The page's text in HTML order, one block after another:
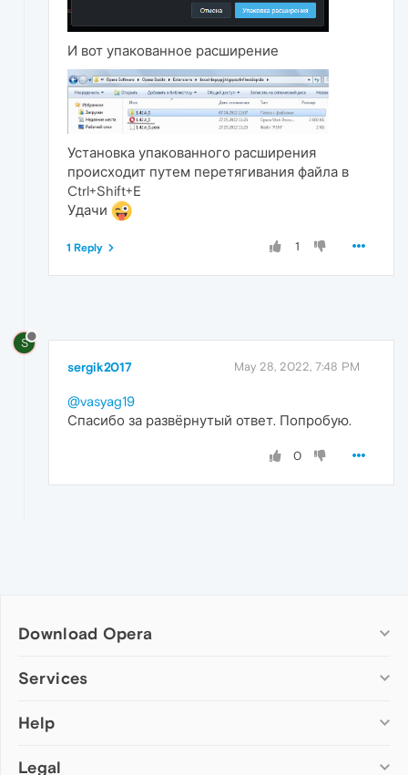
И вот упакованное расширение
Установка упакованного расширения
происходит путем перетягивания файла в
Ctrl+Shift+E
Удачи
1
1 Reply
S
sergik2017 May 28, 2022, 7:48 PM
@vasyag19
Спасибо за развёрнутый ответ. Попробую.
0
Download Opera
Computer browsers
Opera for Mac
Opera beta version
Services
Add-ons
Wallpapers
Help
Help & support
Legal